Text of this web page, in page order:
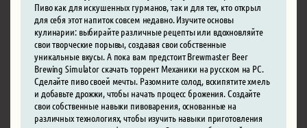
Пиво как для искушенных гурманов, так и для тех, кто открыл
для себя этот напиток совсем недавно. Изучите основы
кулинарии: выбирайте различные рецепты или вдохновляйте
свои творческие порывы, создавая свои собственные
уникальные вкусы. А пока вам предстоит Brewmaster Beer
Brewing Simulator скачать торрент Механики на русском на PC.
Сделайте пиво своей мечты. Разомните солод, вскипятите хмель
и добавьте дрожжи, чтобы начать процесс брожения. Создайте
свои собственные навыки пивоварения, основанные на
различных технологиях, чтобы изучить навыки приготовления